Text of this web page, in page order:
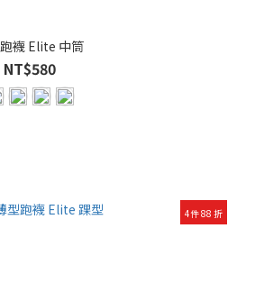
襪 Elite 中筒
NT$580
4件 88 折